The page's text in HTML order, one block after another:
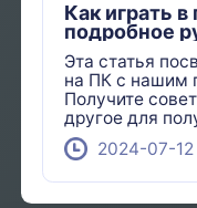
Как играть в
подробное
Эта статья
на ПК с нашим
Получите
другое для
игрового опыта.
2024-07-12